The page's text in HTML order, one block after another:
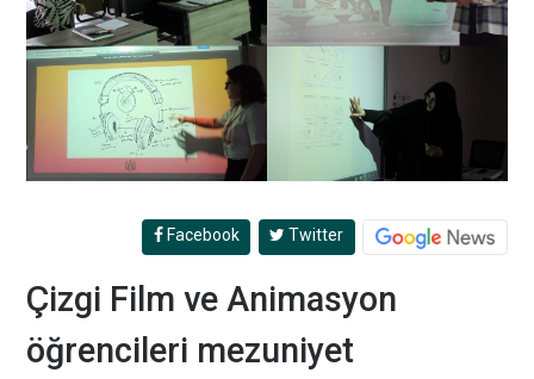
Facebook Twitter
Çizgi Film ve Animasyon
öğrencileri mezuniyet